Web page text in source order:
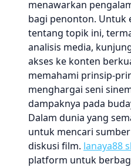
menawarkan
bagi penonton. Untuk
tentang topik ini,
analisis media,
akses ke konten
memahami prinsip-
menghargai seni
dampaknya pada
Dalam dunia yang
untuk mencari
diskusi film. lanaya88
platform untuk